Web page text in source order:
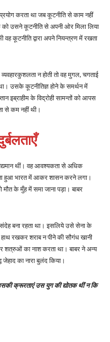
करता था जब कूटनीति से काम नहीं
उसने कूटनीति से अपनी ओर मिला लिया
कूटनीति द्वारा अपने नियन्त्रण में रखता
न होती तो वह मुगल, चगताई
उसके कूटनीतिज्ञ होने के समर्थन में
इब्राहीम के विद्रोही सामन्तों को आपस
से कम नहीं थी।
थीं। वह आवश्यकता से अधिक
हुआ भारत में आकर शासन करने लगा।
के मुँह में समा जाना पड़ा। बाबर
बना रहता था। इसलिये उसे सेना के
रखकर शराब न पीने की सौगंध खानी
शत्रुओं का नाश करता था। बाबर ने अन्य
का नारा बुलंद किया।
क्रूरताएं उस युग की द्योतक थीं न कि